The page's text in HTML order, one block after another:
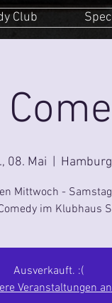
Club
08. Mai Hamburg
Mittwoch -
im Klubhaus
Ausverkauft. :(
Veranstaltungen